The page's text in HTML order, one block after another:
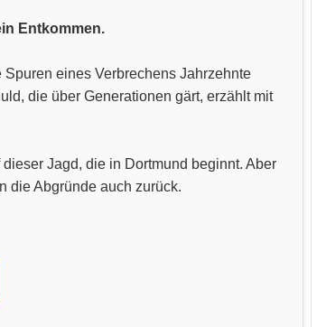
Entkommen.
eines Verbrechens Jahrzehnte
die über Generationen gärt, erzählt mit
Jagd, die in Dortmund beginnt. Aber
die Abgründe auch zurück.